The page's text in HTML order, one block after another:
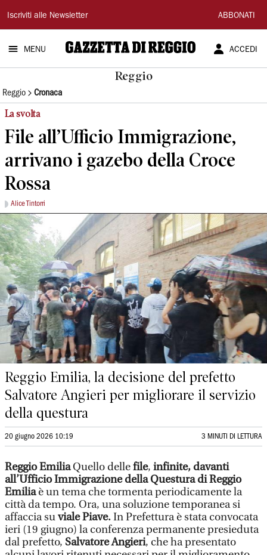
Gazzetta
di
Reggio
Iscriviti alle Newsletter ABBONATI
MENU ACCEDI
Reggio
Reggio Cronaca
La svolta
File all’Ufficio Immigrazione,
arrivano i gazebo della Croce
Rossa
Alice Tintorri
Reggio Emilia, la decisione del prefetto
Salvatore Angieri per migliorare il servizio
della questura
20 giugno 2026 10:19 3 MINUTI DI LETTURA
Reggio EmiliaQuello dellefile, infinite, davanti
all’Ufficio Immigrazione della Questura di Reggio
Emiliaè un tema che tormenta periodicamente la
città da tempo. Ora, una soluzione temporanea si
affaccia suviale Piave.In Prefettura è stata convocata
ieri (19 giugno) la conferenza permanente presieduta
dal prefetto, Salvatore Angieri, che ha presentato